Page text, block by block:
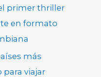
primer thriller
en formato
más
viajar